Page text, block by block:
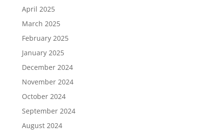
April 2025
March 2025
February 2025
January 2025
December 2024
November 2024
October 2024
September 2024
August 2024